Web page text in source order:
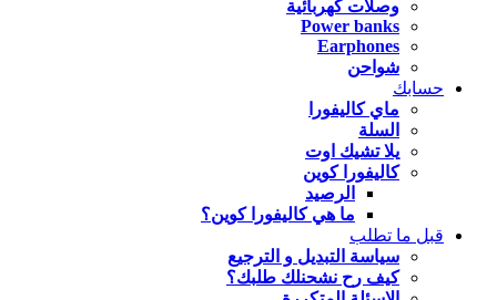
وصلات كهربائية
Power banks
Earphones
شواحن
حسابك
ماي كاليفورا
السلة
يلا تشيك اوت
كاليفورا كوين
الرصيد
ما هي كاليفورا كوين؟
قبل ما تطلب
سياسة التبديل و الترجيع
كيف رح نشحنلك طلبك؟